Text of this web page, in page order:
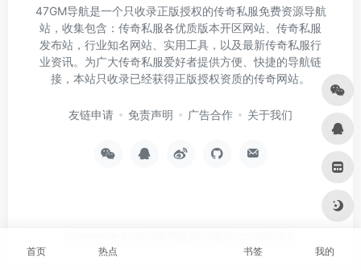
首页 热点 书签 我的
47GM导航是一个只收录正版授权的传奇私服免费资源导航
站，收集包含：传奇私服各优质版本开区网站、传奇私服
发布站，行业知名网站、实用工具，以及最新传奇私服行
业资讯。为广大传奇私服爱好者提供方便、快捷的导航链
接，本站只收录已经获得正版授权资质的传奇网站。
友链申请 免责声明 广告合作 关于我们